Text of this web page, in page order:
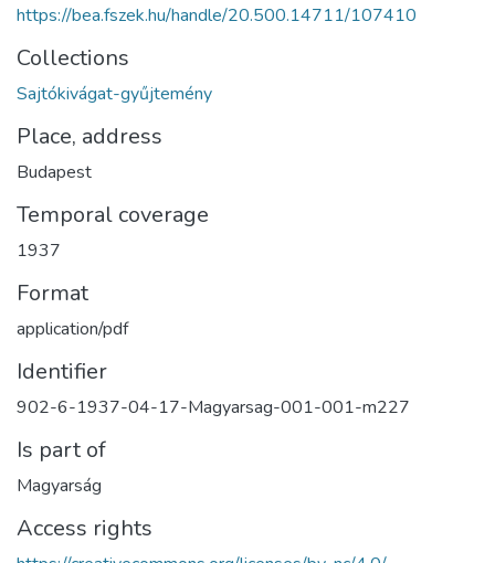
https://bea.fszek.hu/handle/20.500.14711/107410
Collections
Sajtókivágat-gyűjtemény
Place, address
Budapest
Temporal coverage
1937
Format
application/pdf
Identifier
902-6-1937-04-17-Magyarsag-001-001-m227
Is part of
Magyarság
Access rights